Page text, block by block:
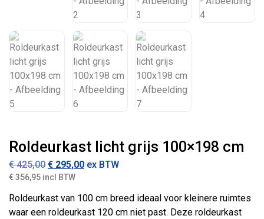
Roldeurkast licht grijs 100×198 cm
€425,00 Oorspronkelijke prijs was: € 425,00.
€ 295,00Huidige prijs is: € 295,00.
ex BTW
€ 356,95 incl BTW
Roldeurkast van 100 cm breed ideaal voor kleinere ruimtes
waar een roldeurkast 120 cm niet past. Deze roldeurkast